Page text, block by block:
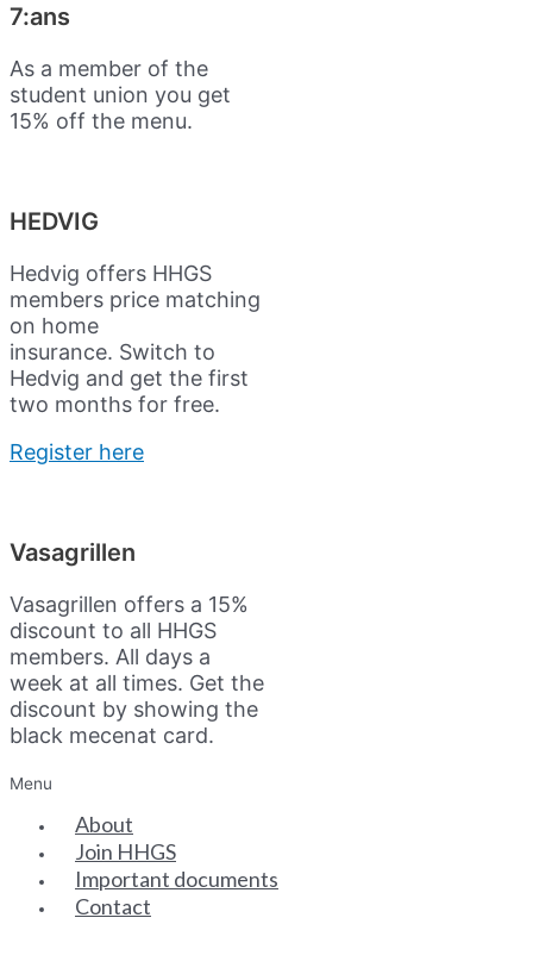
7:ans
As a member of the
student union you get
15% off the menu.
HEDVIG
Hedvig offers HHGS
members price matching
on home
insurance. Switch to
Hedvig and get the first
two months for free.
Register here
Vasagrillen
Vasagrillen offers a 15%
discount to all HHGS
members. All days a
week at all times. Get the
discount by showing the
black mecenat card.
Menu
About
Join HHGS
Important documents
Contact